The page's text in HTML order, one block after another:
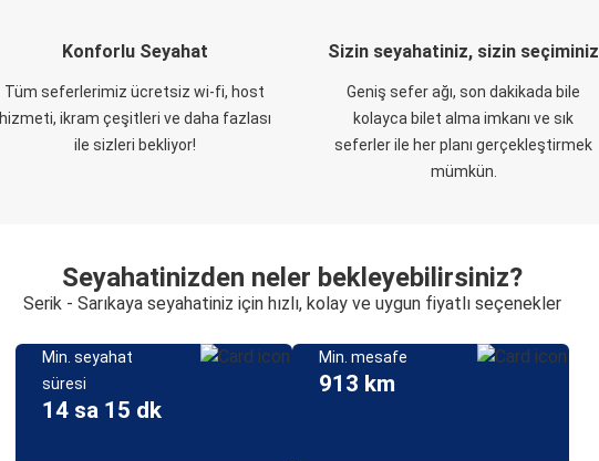
Konforlu Seyahat
Tüm seferlerimiz ücretsiz wi-fi, host
hizmeti, ikram çeşitleri ve daha fazlası
ile sizleri bekliyor!
Sizin seyahatiniz, sizin seçiminiz
Geniş sefer ağı, son dakikada bile
kolayca bilet alma imkanı ve sık
seferler ile her planı gerçekleştirmek
mümkün.
Seyahatinizden neler bekleyebilirsiniz?
Serik - Sarıkaya seyahatiniz için hızlı, kolay ve uygun fiyatlı seçenekler
Min. seyahat
süresi
14 sa 15 dk
Min. mesafe
913 km